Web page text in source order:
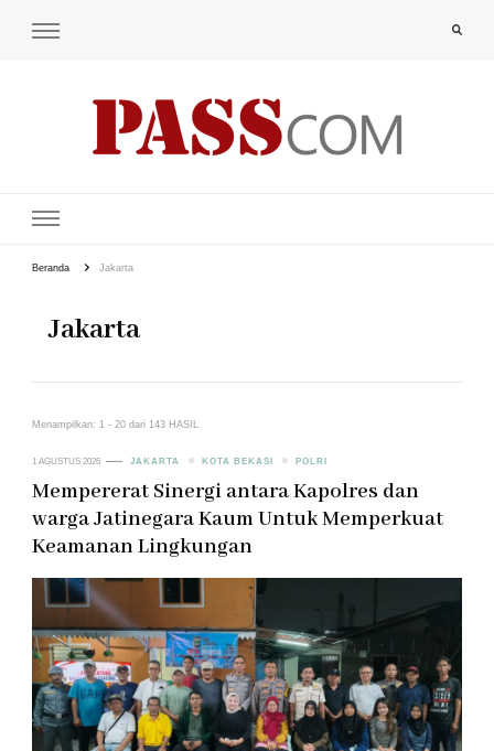
Beranda Jakarta
Jakarta
Menampilkan: 1 - 20 dari 143 HASIL
1 AGUSTUS 2026 JAKARTA KOTA BEKASI POLRI
Mempererat Sinergi antara Kapolres dan
warga Jatinegara Kaum Untuk Memperkuat
Keamanan Lingkungan